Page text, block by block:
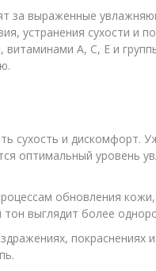
за выраженные
устранения сухости и
витаминами A, C, E и
сухость и дискомфорт.
оптимальный уровень
обновления
выглядит более
покраснениях